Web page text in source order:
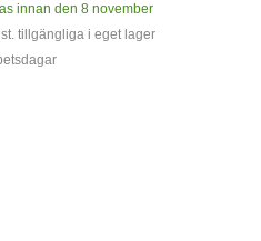
innan den 8 november
st. tillgängliga i eget lager